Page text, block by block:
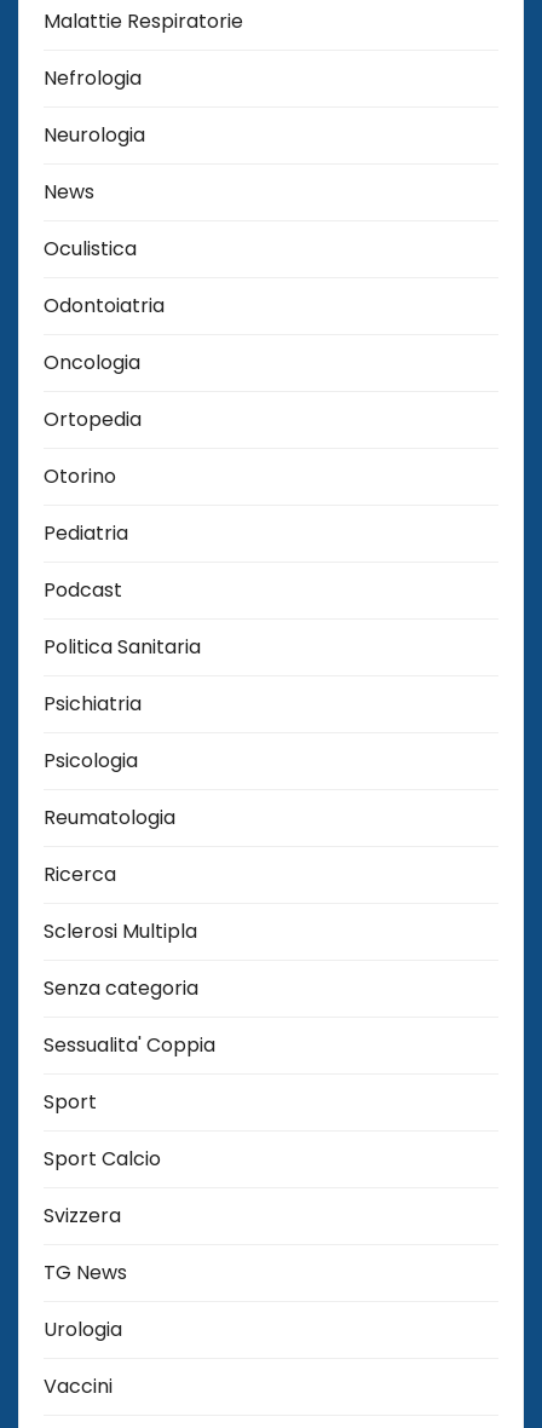
Malattie Respiratorie
Nefrologia
Neurologia
News
Oculistica
Odontoiatria
Oncologia
Ortopedia
Otorino
Pediatria
Podcast
Politica Sanitaria
Psichiatria
Psicologia
Reumatologia
Ricerca
Sclerosi Multipla
Senza categoria
Sessualita' Coppia
Sport
Sport Calcio
Svizzera
TG News
Urologia
Vaccini